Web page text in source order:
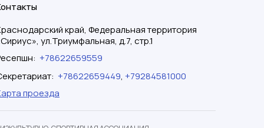
край, Федеральная территория
ул.Триумфальная, д.7, стр.1
: +78622659559
: +78622659449, +79284581000
проезда